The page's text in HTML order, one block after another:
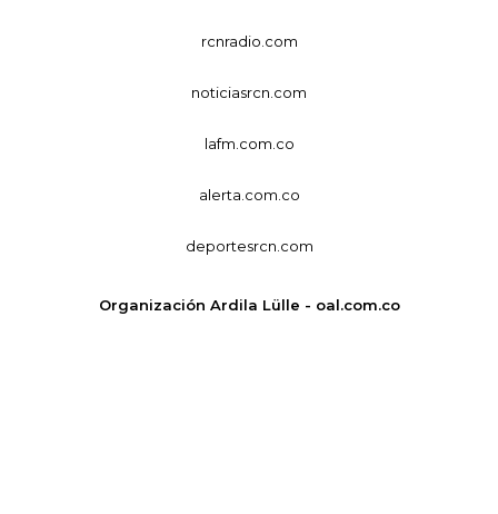
rcnradio.com
noticiasrcn.com
lafm.com.co
alerta.com.co
deportesrcn.com
Organización Ardila Lülle - oal.com.co